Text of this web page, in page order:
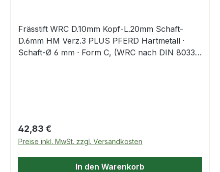
Frässtift WRC D.10mm Kopf-L.20mm Schaft-
D.6mm HM Verz.3 PLUS PFERD Hartmetall ·
Schaft-Ø 6 mm · Form C, (WRC nach DIN 8033)
Regulärer Preis:
42,83 €
Preise inkl. MwSt. zzgl. Versandkosten
In den Warenkorb